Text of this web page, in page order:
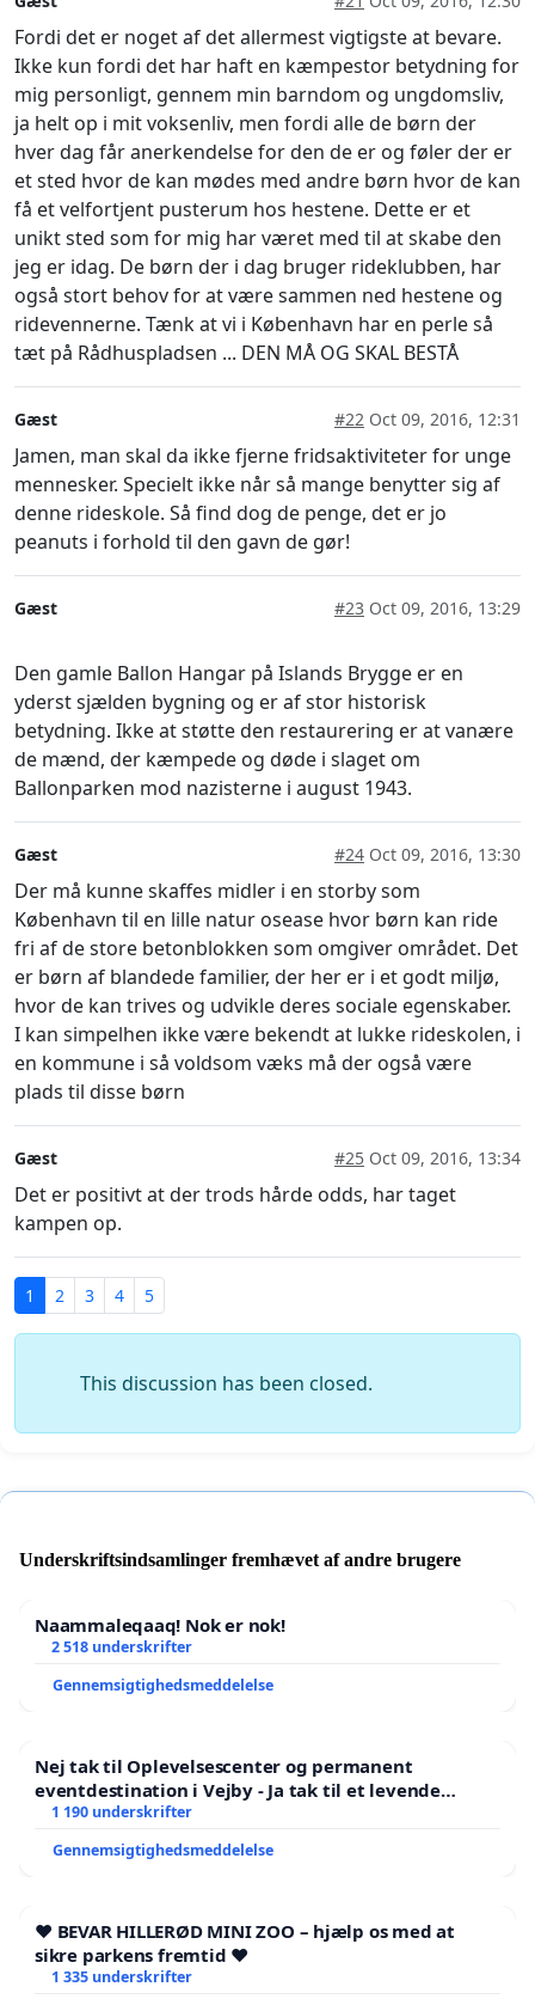
Fordi det er noget af det allermest vigtigste at bevare.
Ikke kun fordi det har haft en kæmpestor betydning for
mig personligt, gennem min barndom og ungdomsliv,
ja helt op i mit voksenliv, men fordi alle de børn der
hver dag får anerkendelse for den de er og føler der er
et sted hvor de kan mødes med andre børn hvor de kan
få et velfortjent pusterum hos hestene. Dette er et
unikt sted som for mig har været med til at skabe den
jeg er idag. De børn der i dag bruger rideklubben, har
også stort behov for at være sammen ned hestene og
ridevennerne. Tænk at vi i København har en perle så
tæt på Rådhuspladsen ... DEN MÅ OG SKAL BESTÅ
Gæst #22 Oct 09, 2016, 12:31
Jamen, man skal da ikke fjerne fridsaktiviteter for unge
mennesker. Specielt ikke når så mange benytter sig af
denne rideskole. Så find dog de penge, det er jo
peanuts i forhold til den gavn de gør!
Gæst #23 Oct 09, 2016, 13:29
Den gamle Ballon Hangar på Islands Brygge er en
yderst sjælden bygning og er af stor historisk
betydning. Ikke at støtte den restaurering er at vanære
de mænd, der kæmpede og døde i slaget om
Ballonparken mod nazisterne i august 1943.
Gæst #24 Oct 09, 2016, 13:30
Der må kunne skaffes midler i en storby som
København til en lille natur osease hvor børn kan ride
fri af de store betonblokken som omgiver området. Det
er børn af blandede familier, der her er i et godt miljø,
hvor de kan trives og udvikle deres sociale egenskaber.
I kan simpelhen ikke være bekendt at lukke rideskolen, i
en kommune i så voldsom væks må der også være
plads til disse børn
Gæst #25 Oct 09, 2016, 13:34
Det er positivt at der trods hårde odds, har taget
kampen op.
1 2 3 4 5
This discussion has been closed.
Underskriftsindsamlinger fremhævet af andre brugere
Naammaleqaaq! Nok er nok!
2 518 underskrifter
Gennemsigtighedsmeddelelse
Nej tak til Oplevelsescenter og permanent
eventdestination i Vejby - Ja tak til et levende
lokalområde i balance
1 190 underskrifter
Gennemsigtighedsmeddelelse
❤️ BEVAR HILLERØD MINI ZOO – hjælp os med at
sikre parkens fremtid ❤️
1 335 underskrifter